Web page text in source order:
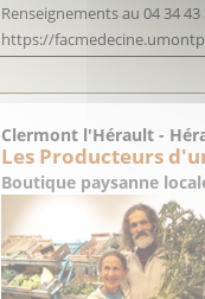
Renseignements au 04 34 43
https://
Clermont l'Hérault -
Les Producteurs
Boutique paysanne